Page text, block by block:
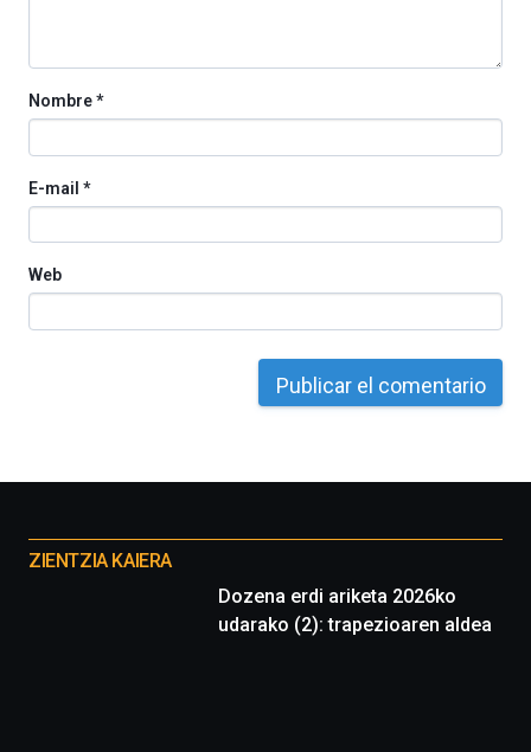
Nombre*
E-mail *
Web
proyectos
ZIENTZIA KAIERA
Dozena erdi ariketa 2026ko
udarako (2): trapezioaren aldea